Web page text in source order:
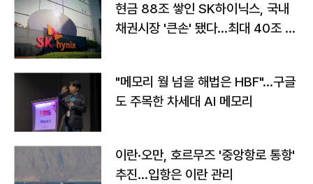
현금 88조 쌓인 SK하이닉스, 국내
채권시장 '큰손' 됐다…최대 40조 투
"메모리 월 넘을 해법은 HBF"…구글
도 주목한 차세대 AI 메모리
이란·오만, 호르무즈 '중앙항로 통항'
추진…입항은 이란 관리